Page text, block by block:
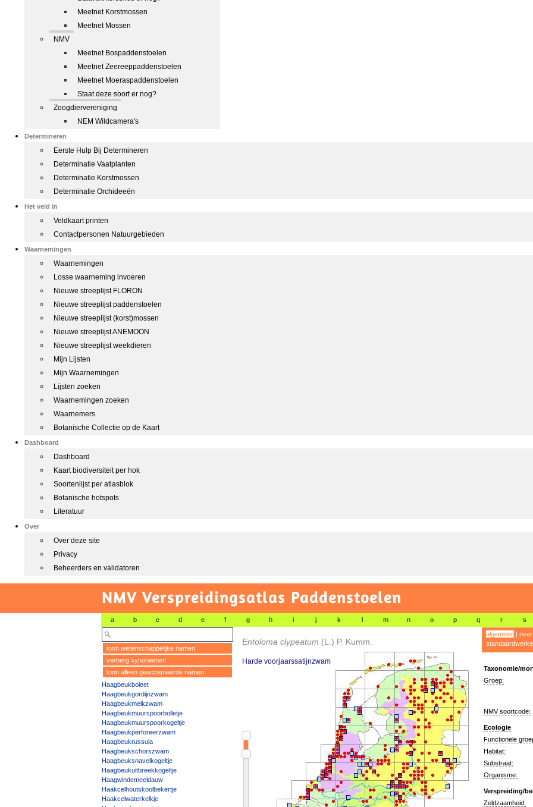
Meetnet Korstmossen
Meetnet Mossen
NMV
Meetnet Bospaddenstoelen
Meetnet Zeereeppaddenstoelen
Meetnet Moeraspaddenstoelen
Staat deze soort er nog?
Zoogdiervereniging
NEM Wildcamera's
Determineren
Eerste Hulp Bij Determineren
Determinatie Vaatplanten
Determinatie Korstmossen
Determinatie Orchideeën
Het veld in
Veldkaart printen
Contactpersonen Natuurgebieden
Waarnemingen
Waarnemingen
Losse waarneming invoeren
Nieuwe streeplijst FLORON
Nieuwe streeplijst paddenstoelen
Nieuwe streeplijst (korst)mossen
Nieuwe streeplijst ANEMOON
Nieuwe streeplijst weekdieren
Mijn Lijsten
Mijn Waarnemingen
Lijsten zoeken
Waarnemingen zoeken
Waarnemers
Botanische Collectie op de Kaart
Dashboard
Dashboard
Kaart biodiversiteit per hok
Soortenlijst per atlasblok
Botanische hotspots
Literatuur
Over
Over deze site
Privacy
Beheerders en validatoren
NMV Verspreidingsatlas Paddenstoelen
a b c d e f g h i j k l m n o p q r s
toon wetenschappelijke namen
verberg synoniemen
toon alleen geaccepteerde namen
Haagbeukboleet
Haagbeukgordijnzwam
Haagbeukmelkzwam
Haagbeukmuurspoorbolletje
Haagbeukmuurspoorkogeltje
Haagbeukperforeerzwam
Haagbeukrussula
Haagbeukschorszwam
Haagbeuksnavelkogeltje
Haagbeukuitbreekkogeltje
Haagwindemeeldauw
Haakcelhoutskoolbekertje
Haakcelwaterkelkje
Entoloma clypeatum (L.) P. Kumm.
Harde voorjaarssatijnzwam
algemeen|
Taxonomie/
Groep:
NMV soortcode:
Ecologie
Functionele
Habitat:
Substraat:
Organisme:
Verspreiding/
Zeldzaamheid: